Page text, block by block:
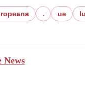
. ue
News